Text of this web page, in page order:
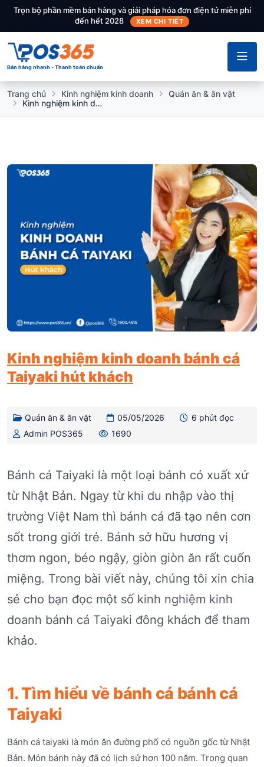
Trọn bộ phần mềm bán hàng và giải pháp hóa đơn điện tử miễn phí
đến hết 2028
XEM CHI TIẾT
Bán hàng nhanh - Thanh toán chuẩn
Trang chủ Kinh nghiệm kinh doanh
Quán ăn & ăn vặt
Kinh nghiệm kinh doanh bánh cá Taiyaki hút khách
Kinh nghiệm kinh doanh bánh cá
Taiyaki hút khách
Quán ăn & ăn vặt 05/05/2026
6 phút đọc
Admin POS365
1690
Bánh cá Taiyaki là một loại bánh có xuất xứ
từ Nhật Bản. Ngay từ khi du nhập vào thị
trường Việt Nam thì bánh cá đã tạo nên cơn
sốt trong giới trẻ. Bánh sở hữu hương vị
thơm ngon, béo ngậy, giòn giòn ăn rất cuốn
miệng. Trong bài viết này, chúng tôi xin chia
sẻ cho bạn đọc một số kinh nghiệm kinh
doanh bánh cá Taiyaki đông khách để tham
khảo.
1. Tìm hiểu về bánh cá bánh cá
Taiyaki
Bánh cá taiyaki là món ăn đường phố có nguồn gốc từ Nhật
Bản. Món bánh này đã có lịch sử hơn 100 năm. Trong quan